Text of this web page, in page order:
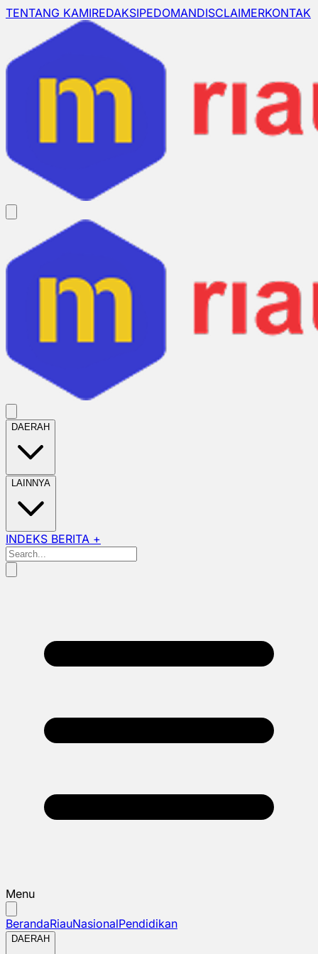
TENTANG KAMIREDAKSIPEDOMANDISCLAIMERKONTAK
DAERAH
LAINNYA
INDEKS BERITA +
Menu
BerandaRiauNasionalPendidikan
DAERAH